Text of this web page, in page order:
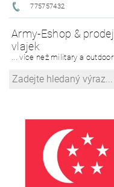
775757432
Army-Eshop & prodej
vlajek
... více než military a outdoor